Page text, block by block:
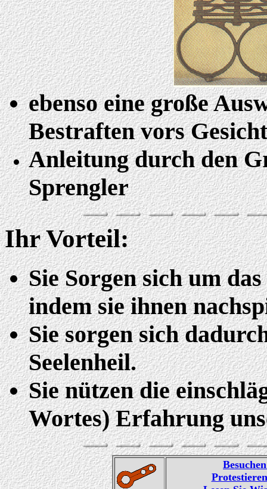
ebenso eine große
Bestraften vors
Anleitung durch den
Sprengler
Ihr Vorteil:
Sie Sorgen sich um
indem sie ihnen
Sie sorgen sich
Seelenheil.
Sie nützen die
Wortes) Erfahrung